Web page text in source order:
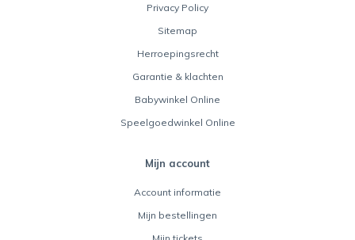
Privacy Policy
Sitemap
Herroepingsrecht
Garantie & klachten
Babywinkel Online
Speelgoedwinkel Online
Mijn account
Account informatie
Mijn bestellingen